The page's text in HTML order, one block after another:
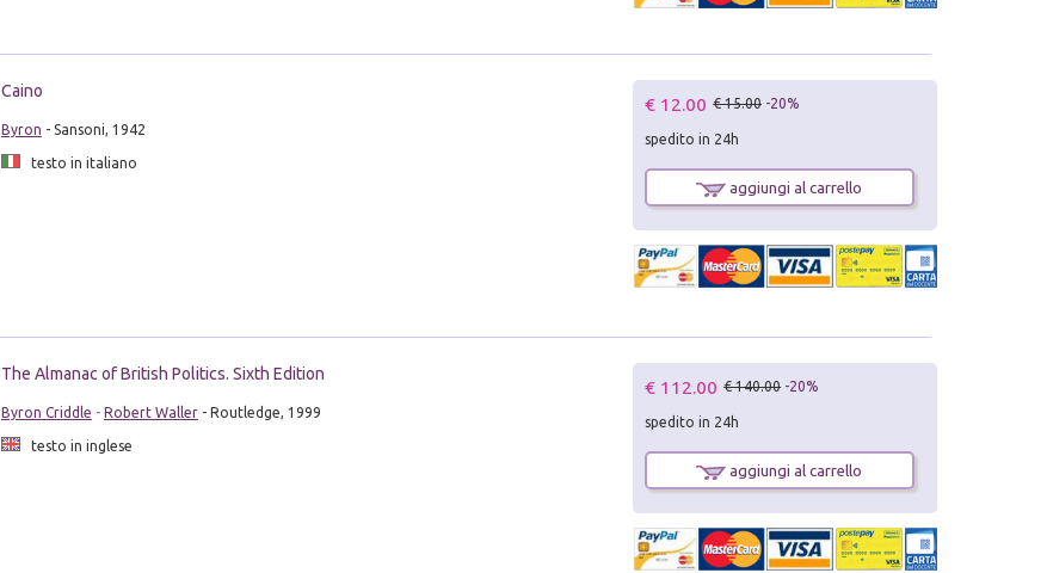
Caino
Byron - Sansoni, 1942
testo in italiano
€ 12.00 € 15.00 -20%
spedito in 24h
aggiungi al carrello
The Almanac of British Politics. Sixth Edition
Byron Criddle - Robert Waller- Routledge, 1999
testo in inglese
€ 112.00 € 140.00 -20%
spedito in 24h
aggiungi al carrello